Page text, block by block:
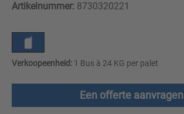
Artikelnummer: 8730320221
Verkoopeenheid: 1 Bus à 24 KG per palet
Een offerte aanvragen